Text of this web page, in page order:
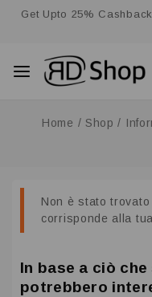
Get Upto 25%
Home / Shop /
Non è stato
corrisponde alla
In base a ciò
potrebbero